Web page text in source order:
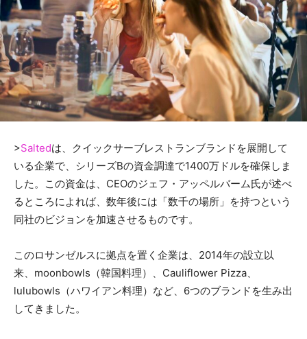
>Saltedは、クイックサーブレストランブランドを展開して
いる企業で、シリーズBの資金調達で1400万ドルを確保しま
した。この資金は、CEOのジェフ・アッペルバーム氏が述べ
るところによれば、数年後には「数千の場所」を持つという
同社のビジョンを加速させるものです。
このロサンゼルスに拠点を置く企業は、2014年の設立以
来、moonbowls（韓国料理）、Cauliflower Pizza、
lulubowls（ハワイアン料理）など、6つのブランドを生み出
してきました。